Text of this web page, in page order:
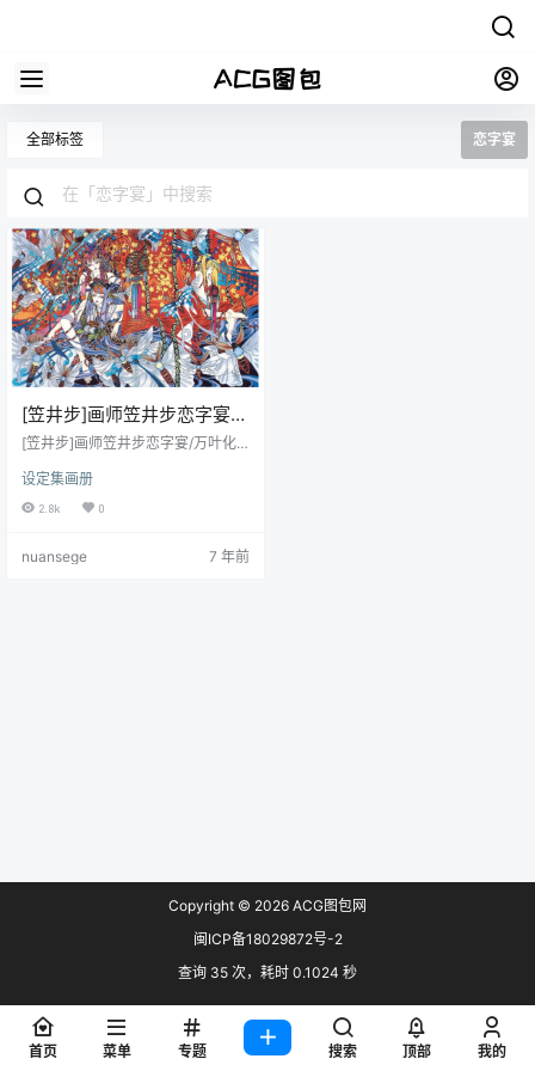
全部标签 恋字宴
[笠井步]画师笠井步恋字宴/
万叶化妆画册图包合集[ACG
[笠井步]画师笠井步恋字宴/万叶化
壁纸CG线稿同人图包系列
设定集画册
2.8k 0
nuansege 7 年前
Copyright © 2026 ACG图包网
闽ICP备18029872号-2
查询 35 次，耗时 0.1024 秒
首页 菜单 专题 搜索 顶部 我的